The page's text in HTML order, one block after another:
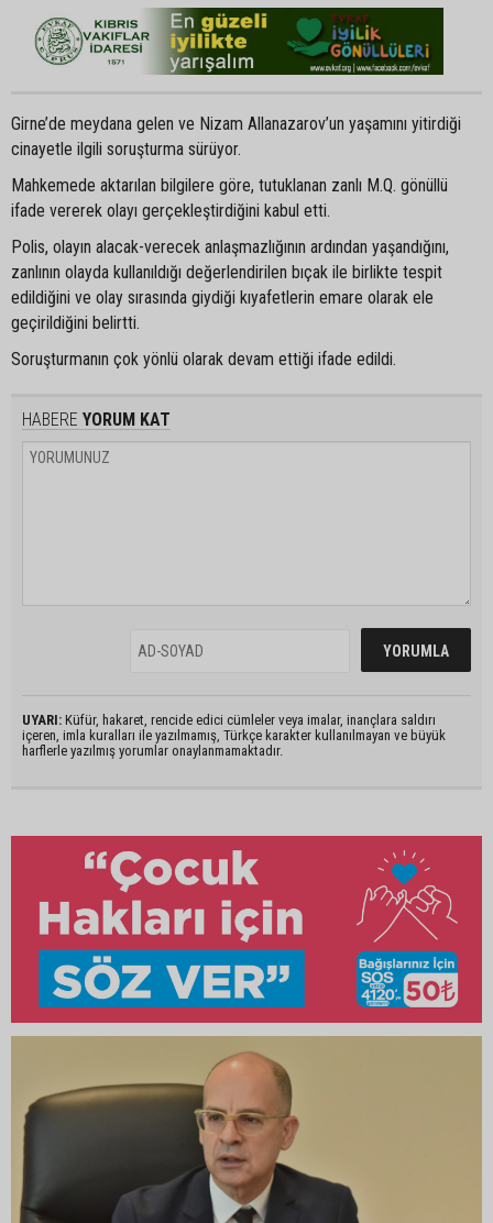
Girne’de meydana gelen ve Nizam Allanazarov’un yaşamını yitirdiği
cinayetle ilgili soruşturma sürüyor.
Mahkemede aktarılan bilgilere göre, tutuklanan zanlı M.Q. gönüllü
ifade vererek olayı gerçekleştirdiğini kabul etti.
Polis, olayın alacak-verecek anlaşmazlığının ardından yaşandığını,
zanlının olayda kullanıldığı değerlendirilen bıçak ile birlikte tespit
edildiğini ve olay sırasında giydiği kıyafetlerin emare olarak ele
geçirildiğini belirtti.
Soruşturmanın çok yönlü olarak devam ettiği ifade edildi.
HABERE YORUM KAT
UYARI: Küfür, hakaret, rencide edici cümleler veya imalar, inançlara saldırı
içeren, imla kuralları ile yazılmamış, Türkçe karakter kullanılmayan ve büyük
harflerle yazılmış yorumlar onaylanmamaktadır.